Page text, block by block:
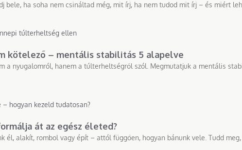
bele, ha soha nem csináltad még, mit írj, ha nem tudod mit írj – és miért
kötelező – mentális stabilitás 5 alapelve
a nyugalomról, hanem a túlterheltségről szól. Megmutatjuk a mentális
át az egész életed?
él, alakít, rombol vagy épít – attól függően, hogyan bánunk vele. Tudd